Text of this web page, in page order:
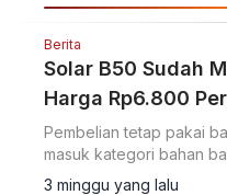
Berita
Solar B50 Sudah
Harga Rp6.800
Pembelian tetap pakai
masuk kategori bahan
3 minggu yang lalu